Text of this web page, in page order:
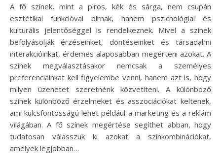
A fő színek, mint a piros, kék és sárga, nem csupán
esztétikai funkcióval bírnak, hanem pszichológiai és
kulturális jelentőséggel is rendelkeznek. Mivel a színek
befolyásolják érzéseinket, döntéseinket és társadalmi
interakcióinkat, érdemes alaposabban megérteni azokat. A
színek megválasztásakor nemcsak a személyes
preferenciáinkat kell figyelembe venni, hanem azt is, hogy
milyen üzenetet szeretnénk közvetíteni. A különböző
színek különböző érzelmeket és asszociációkat keltenek,
ami kulcsfontosságú lehet például a marketing és a reklám
világában. A fő színek megértése segíthet abban, hogy
tudatosan válasszuk ki azokat a színkombinációkat,
amelyek legjobban…